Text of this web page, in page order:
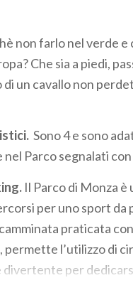
non farlo nel verde
Che sia a piedi,
di un cavallo non
Sono 4 e sono
Parco segnalati
Il Parco di Monza
per uno sport da
praticata
l’utilizzo di
divertente per